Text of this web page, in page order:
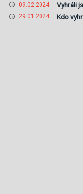
09.02.2024 Vyhráli
29.01.2024 Kdo